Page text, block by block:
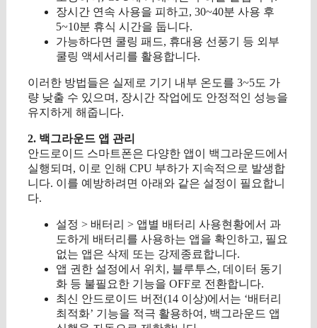
장시간 연속 사용을 피하고, 30~40분 사용 후
5~10분 휴식 시간을 둡니다.
가능하다면 쿨링 패드, 휴대용 선풍기 등 외부
쿨링 액세서리를 활용합니다.
이러한 방법들은 실제로 기기 내부 온도를 3~5도 가
량 낮출 수 있으며, 장시간 작업에도 안정적인 성능을
유지하게 해줍니다.
2. 백그라운드 앱 관리
안드로이드 스마트폰은 다양한 앱이 백그라운드에서
실행되며, 이로 인해 CPU 부하가 지속적으로 발생합
니다. 이를 예방하려면 아래와 같은 설정이 필요합니
다.
설정 > 배터리 > 앱별 배터리 사용현황에서 과
도하게 배터리를 사용하는 앱을 확인하고, 필요
없는 앱은 삭제 또는 강제종료합니다.
앱 권한 설정에서 위치, 블루투스, 데이터 동기
화 등 불필요한 기능을 OFF로 전환합니다.
최신 안드로이드 버전(14 이상)에서는 ‘배터리
최적화’ 기능을 적극 활용하여, 백그라운드 앱